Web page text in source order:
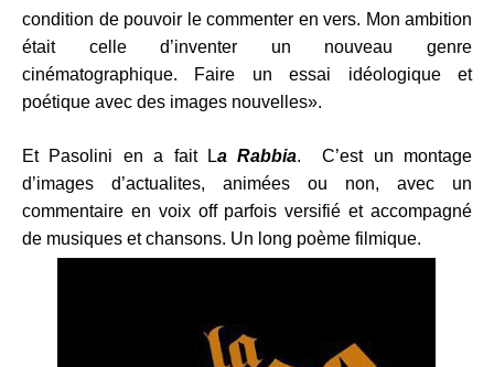
condition de pouvoir le commenter en vers. Mon ambition
était celle d’inventer un nouveau genre
cinématographique. Faire un essai idéologique et
poétique avec des images nouvelles».
Et Pasolini en a fait La Rabbia. C’est un montage
d’images d’actualites, animées ou non, avec un
commentaire en voix off parfois versifié et accompagné
de musiques et chansons. Un long poème filmique.